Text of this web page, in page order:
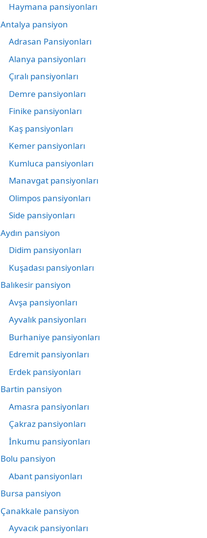
Haymana pansiyonları
Antalya pansiyon
Adrasan Pansiyonları
Alanya pansiyonları
Çıralı pansiyonları
Demre pansiyonları
Finike pansiyonları
Kaş pansiyonları
Kemer pansiyonları
Kumluca pansiyonları
Manavgat pansiyonları
Olimpos pansiyonları
Side pansiyonları
Aydın pansiyon
Didim pansiyonları
Kuşadası pansiyonları
Balıkesir pansiyon
Avşa pansiyonları
Ayvalık pansiyonları
Burhaniye pansiyonları
Edremit pansiyonları
Erdek pansiyonları
Bartin pansiyon
Amasra pansiyonları
Çakraz pansiyonları
İnkumu pansiyonları
Bolu pansiyon
Abant pansiyonları
Bursa pansiyon
Çanakkale pansiyon
Ayvacık pansiyonları